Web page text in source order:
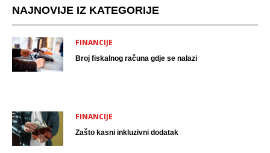
NAJNOVIJE IZ KATEGORIJE
FINANCIJE
Broj fiskalnog računa gdje se nalazi
FINANCIJE
Zašto kasni inkluzivni dodatak